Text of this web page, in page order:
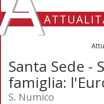
Santa Sede -
famiglia:
S. Numico